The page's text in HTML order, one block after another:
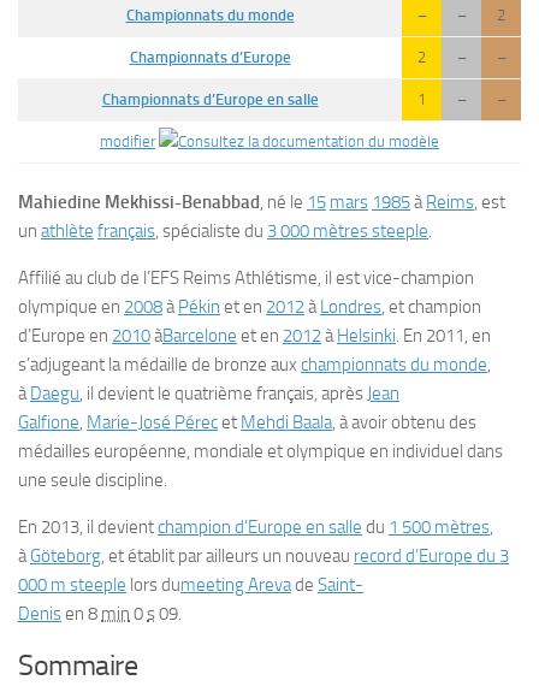
Championnats du monde – – 2
Championnats d’Europe 2 – –
Championnats d’Europe en salle 1 – –
modifier
Mahiedine Mekhissi-Benabbad, né le 15 mars 1985àReims, est
un athlète français, spécialiste du 3 000 mètres steeple.
Affilié au club de l’EFS Reims Athlétisme, il est vice-champion
olympique en 2008àPékin et en 2012àLondres, et champion
d’Europe en 2010àBarcelone et en 2012àHelsinki. En 2011, en
s’adjugeant la médaille de bronze aux championnats du monde,
àDaegu, il devient le quatrième français, après Jean
Galfione, Marie-José Pérecet Mehdi Baala, à avoir obtenu des
médailles européenne, mondiale et olympique en individuel dans
une seule discipline.
En 2013, il devientchampion d’Europe en salle du 1 500 mètres,
àGöteborg, et établit par ailleurs un nouveau record d’Europe du 3
000 m steeple lors dumeeting Arevade Saint-
Denisen 8 min 0s09.
Sommaire